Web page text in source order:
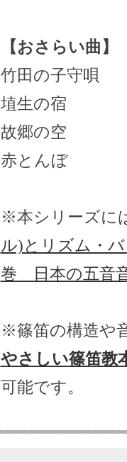
【おさらい曲】
竹田の子守唄
埴生の宿
故郷の空
赤とんぼ
※本シリーズに
ル)とリズム・
巻 日本の五音
※篠笛の構造や
やさしい篠笛教
可能です。